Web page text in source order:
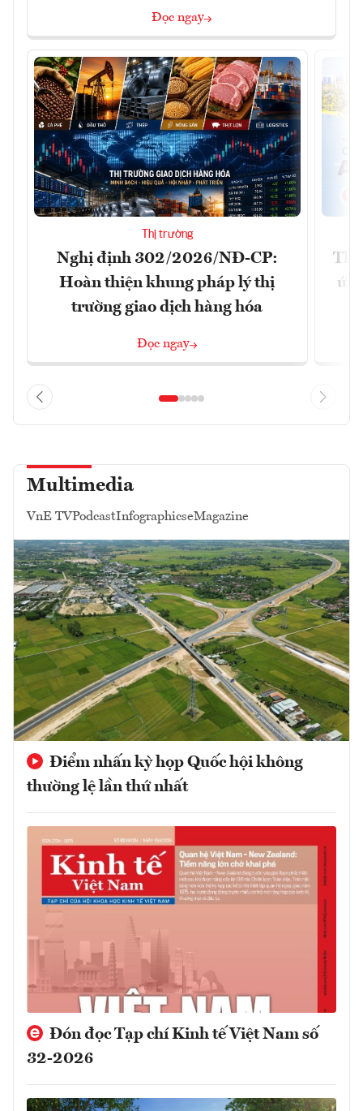
Đọc ngay
Thị trường
Nghị định 302/2026/NĐ-CP:
Hoàn thiện khung pháp lý thị
trường giao dịch hàng hóa
Đọc ngay
Multimedia
VnE TVPodcastInfographicseMagazine
Điểm nhấn kỳ họp Quốc hội không
thường lệ lần thứ nhất
Đón đọc Tạp chí Kinh tế Việt Nam số
32-2026